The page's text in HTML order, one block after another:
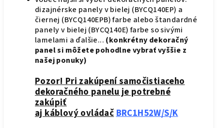
dizajnérske panely v bielej (BYCQ140EP) a
čiernej (BYCQ140EPB) farbe alebo štandardné
panely v bielej (BYCQ140E) farbe so sivými
lamelami a ďalšie... (konkrétny dekoračný
panel si môžete pohodlne vybrať vyššie z
našej ponuky)
Pozor! Pri zakúpení samočistiaceho
dekoračného panelu je potrebné
zakúpiť
aj káblový ovládač BRC1H52W/S/K